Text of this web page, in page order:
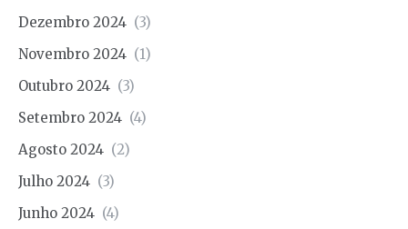
Dezembro 2024 (3)
Novembro 2024 (1)
Outubro 2024 (3)
Setembro 2024 (4)
Agosto 2024 (2)
Julho 2024 (3)
Junho 2024 (4)